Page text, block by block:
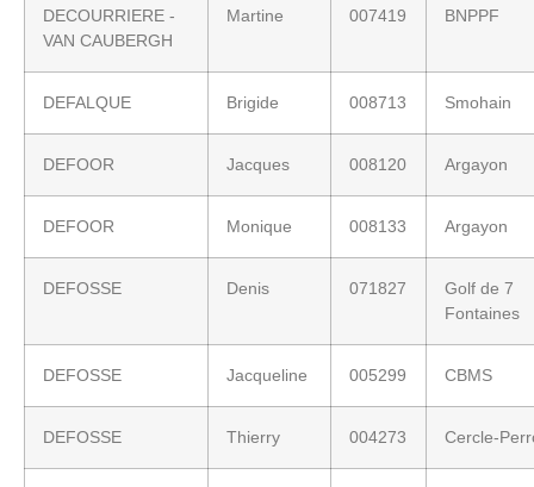
DECOURRIERE -
VAN CAUBERGH
Martine 007419 BNPPF
DEFALQUE Brigide 008713 Smohain
DEFOOR Jacques 008120 Argayon
DEFOOR Monique 008133 Argayon
DEFOSSE Denis 071827
Golf de 7
Fontaines
DEFOSSE Jacqueline 005299 CBMS
DEFOSSE Thierry 004273 Cercle-